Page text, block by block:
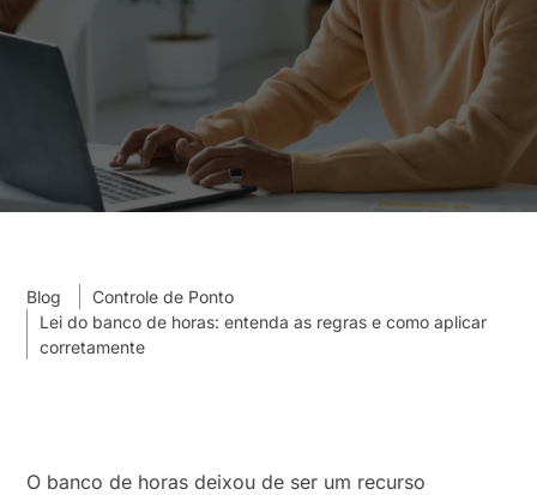
Blog
Controle de Ponto
Lei do banco de horas: entenda as regras e como aplicar
corretamente
O banco de horas deixou de ser um recurso